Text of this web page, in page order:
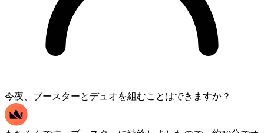
今夜、ブースターとデュオを組むことはできますか？